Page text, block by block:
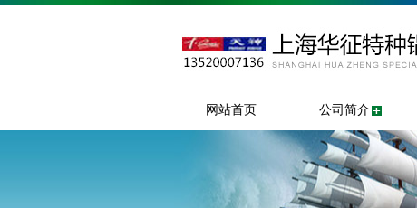
网站首页 公司简介